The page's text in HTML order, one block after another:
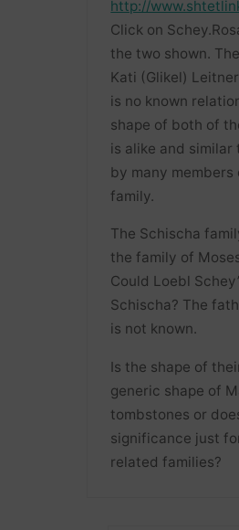
http://
Click on
the two shown.
Kati (Glikel)
is no known
shape of both of
is alike and similar
by many members
family.
The Schischa
the family of
Could Loebl
Schischa? The
is not known.
Is the shape of
generic shape of
tombstones or
significance just
related families?